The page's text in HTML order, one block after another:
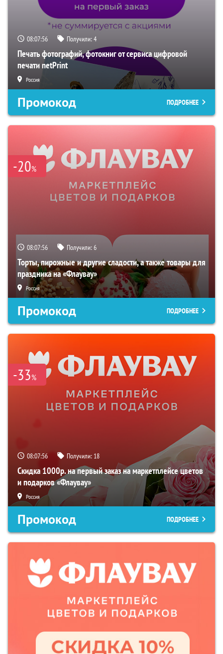
08:07:55 Получили:4
Печать фотографий, фотокниг от сервиса цифровой
печати netPrint
Россия
Промокод ПОДРОБНЕЕ
-20%
08:07:55 Получили:6
Торты, пирожные и другие сладости, а также товары для
праздника на «Флаувау»
Россия
Промокод ПОДРОБНЕЕ
-33%
08:07:55 Получили: 18
Скидка 1000р. на первый заказ на маркетплейсе цветов
и подарков «Флаувау»
Россия
Промокод ПОДРОБНЕЕ